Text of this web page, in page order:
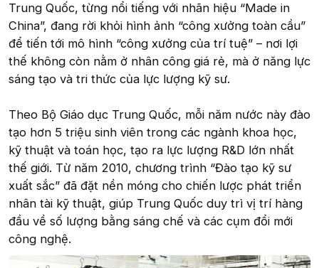
Trung Quốc, từng nổi tiếng với nhãn hiệu “Made in
China”, đang rời khỏi hình ảnh “công xưởng toàn cầu”
để tiến tới mô hình “công xưởng của trí tuệ” – nơi lợi
thế không còn nằm ở nhân công giá rẻ, mà ở năng lực
sáng tạo và tri thức của lực lượng kỹ sư.
Theo Bộ Giáo dục Trung Quốc, mỗi năm nước này đào
tạo hơn 5 triệu sinh viên trong các ngành khoa học,
kỹ thuật và toán học, tạo ra lực lượng R&D lớn nhất
thế giới. Từ năm 2010, chương trình “Đào tạo kỹ sư
xuất sắc” đã đặt nền móng cho chiến lược phát triển
nhân tài kỹ thuật, giúp Trung Quốc duy trì vị trí hàng
đầu về số lượng bằng sáng chế và các cụm đổi mới
công nghệ.